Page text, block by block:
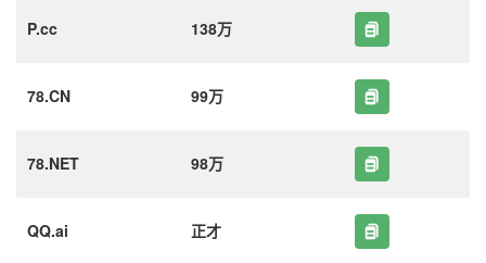
P.cc 138万
78.CN 99万
78.NET 98万
QQ.ai 正才